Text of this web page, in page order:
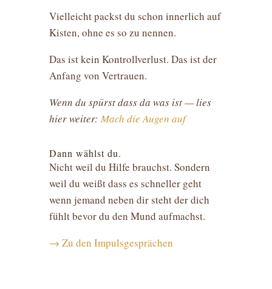
Vielleicht packst du schon innerlich auf
Kisten, ohne es so zu nennen.
Das ist kein Kontrollverlust. Das ist der
Anfang von Vertrauen.
Wenn du spürst dass da was ist — lies
hier weiter: Mach die Augen auf
Dann wählst du.
Nicht weil du Hilfe brauchst. Sondern
weil du weißt dass es schneller geht
wenn jemand neben dir steht der dich
fühlt bevor du den Mund aufmachst.
→ Zu den Impulsgesprächen